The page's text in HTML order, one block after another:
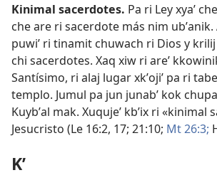
Kinimal sacerdotes. Pa ri Ley xyaʼ
che are ri sacerdote más nim ubʼanik.
puwiʼ ri tinamit chuwach ri Dios y krilij
chi sacerdotes. Xaq xiw ri areʼ
Santísimo, ri alaj lugar xkʼojiʼ pa ri
templo. Jumul pa jun junabʼ kok
Kuybʼal mak. Xuqujeʼ kbʼix ri «kinimal
Jesucristo (Le 16:2, 17; 21:10; Mt 26:3;
Kʼ